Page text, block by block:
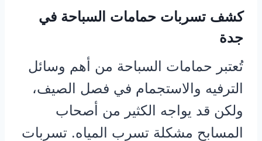
كشف تسربات حمامات السباحة في
جدة
تُعتبر حمامات السباحة من أهم وسائل
الترفيه والاستجمام في فصل الصيف،
ولكن قد يواجه الكثير من أصحاب
المسابح مشكلة تسرب المياه. تسربات